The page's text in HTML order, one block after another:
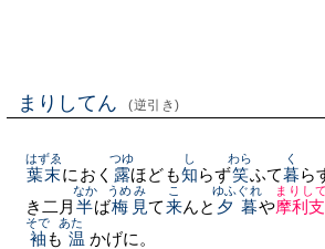
まりしてん (逆引き)
葉末
はずゑ
におく 露
つゆ
ほども知
し
らず笑
わら
ふて暮
く
ら
き二月 半
なか
ば梅
うめ
見
み
て来
こ
んと 夕暮
ゆふぐれ
や摩利
まりし
袖
そで
も 温
あたゝ
かげに。